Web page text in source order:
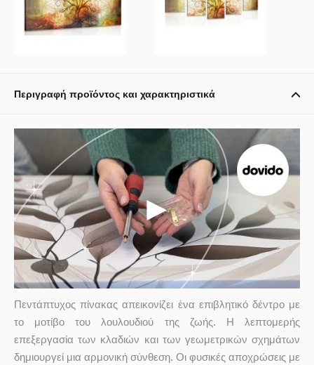
Περιγραφή προϊόντος και χαρακτηριστικά
Πεντάπτυχος πίνακας απεικονίζει ένα επιβλητικό δέντρο με
το μοτίβο του λουλουδιού της ζωής. Η λεπτομερής
επεξεργασία των κλαδιών και των γεωμετρικών σχημάτων
δημιουργεί μια αρμονική σύνθεση. Οι φυσικές αποχρώσεις με